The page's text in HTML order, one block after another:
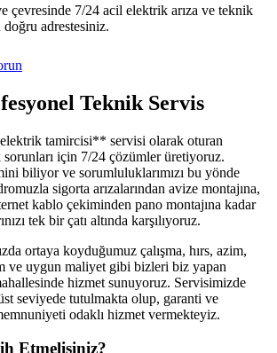
çevresinde 7/24 acil elektrik arıza ve teknik
adrestesiniz.
Teknik Servis
elektrik tamircisi** servisi olarak oturan
için 7/24 çözümler üretiyoruz.
biliyor ve sorumluluklarımızı bu yönde
sigorta arızalarından avize montajına,
kablo çekiminden pano montajına kadar
tek bir çatı altında karşılıyoruz.
ortaya koyduğumuz çalışma, hırs, azim,
ve uygun maliyet gibi bizleri biz yapan
hizmet sunuyoruz. Servisimizde
seviyede tutulmakta olup, garanti ve
odaklı hizmet vermekteyiz.
Etmelisiniz?